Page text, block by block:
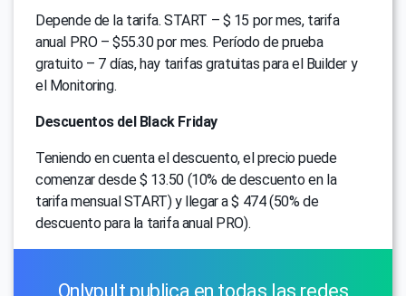
Depende de la tarifa. START – $ 15 por mes, tarifa
anual PRO – $55.30 por mes. Período de prueba
gratuito – 7 días, hay tarifas gratuitas para el Builder y
el Monitoring.
Descuentos del Black Friday
Teniendo en cuenta el descuento, el precio puede
comenzar desde $ 13.50 (10% de descuento en la
tarifa mensual START) y llegar a $ 474 (50% de
descuento para la tarifa anual PRO).
Onlypult publica en todas las redes